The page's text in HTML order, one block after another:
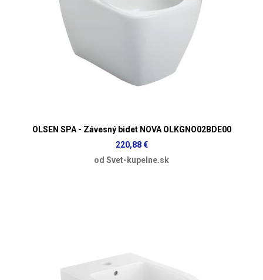
OLSEN SPA - Závesný bidet NOVA OLKGNO02BDE00
220,88 €
od Svet-kupelne.sk